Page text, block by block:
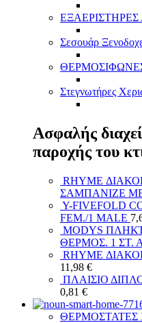
Σεσουάρ
Στεγνωτήρες
Ασφαλής
παροχής του
RHYME
ΣΑΜΠΑΝΙΖΕ
Y-FIVEFOLD
FEM./1 MALE
MODYS
ΘΕΡΜΟΣ. 1 ΣΤ.
RHYME
11,98 €
ΠΛΑΙΣΙΟ
0,81 €
ΘΕΡΜΟΣΤΑΤΕΣ